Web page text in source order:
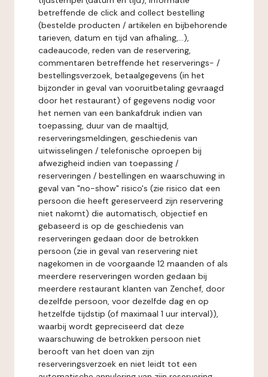
betreffende de click and collect bestelling
(bestelde producten / artikelen en bijbehorende
tarieven, datum en tijd van afhaling,...),
cadeaucode, reden van de reservering,
commentaren betreffende het reserverings- /
bestellingsverzoek, betaalgegevens (in het
bijzonder in geval van vooruitbetaling gevraagd
door het restaurant) of gegevens nodig voor
het nemen van een bankafdruk indien van
toepassing, duur van de maaltijd,
reserveringsmeldingen, geschiedenis van
uitwisselingen / telefonische oproepen bij
afwezigheid indien van toepassing /
reserveringen / bestellingen en waarschuwing in
geval van "no-show" risico's (zie risico dat een
persoon die heeft gereserveerd zijn reservering
niet nakomt) die automatisch, objectief en
gebaseerd is op de geschiedenis van
reserveringen gedaan door de betrokken
persoon (zie in geval van reservering niet
nagekomen in de voorgaande 12 maanden of als
meerdere reserveringen worden gedaan bij
meerdere restaurant klanten van Zenchef, door
dezelfde persoon, voor dezelfde dag en op
hetzelfde tijdstip (of maximaal 1 uur interval)),
waarbij wordt gepreciseerd dat deze
waarschuwing de betrokken persoon niet
berooft van het doen van zijn
reserveringsverzoek en niet leidt tot een